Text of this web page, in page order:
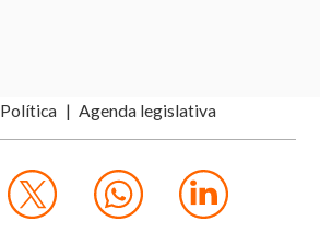
Política Agenda legislativa